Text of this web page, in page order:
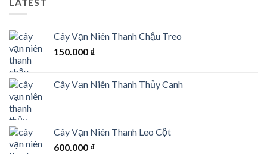
Cây Vạn Niên Thanh Chậu Treo
150.000 ₫
Cây Vạn Niên Thanh Thủy Canh
Cây Vạn Niên Thanh Leo Cột
600.000 ₫